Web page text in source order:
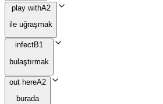
play withA2
ile uğraşmak
infectB1
bulaştırmak
out hereA2
burada